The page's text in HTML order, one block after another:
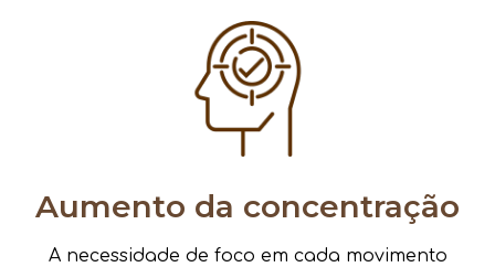
Aumento da concentração
A necessidade de foco em cada movimento